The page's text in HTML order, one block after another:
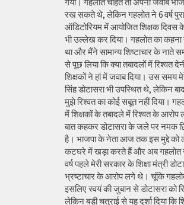
रख सकते थे, लेकिन गहलोत ने 6 वर्ष
ऑडिटोरियम में आयोजित शिक्षक दिवस
भी उल्लेख कर दिया। गहलोत का कहना
था और मैंने सामान्य शिष्टाचार के नाते
से पूछ लिया कि क्या तबादलों में रिश्वत
शिक्षकों ने हां में जवाब दिया। उस समय
सिंह डोटासरा भी उपस्थित थे, लेकिन
मुझे रिश्वत का कोई सबूत नहीं दिया।
में शिक्षकों के तबादले में रिश्वत के
बात कहकर डोटासरा के जले पर नमक
है। भाजपा के नेता आज तक इस मुद्दे को
कटघरे में खड़ा करते हैं और अब गहलोत ने
वर्ष पहले मेरी सरकार के शिक्षा मंत्री
भ्रष्टाचार के आरोप लगे थे। चूंकि
इसलिए स्वयं की जुबान से डोटासरा को
लेकिन बड़ी चतुराई से यह दर्शा दिया कि